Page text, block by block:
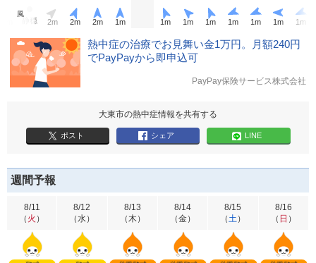
風
静穏 2m 2m 2m 1m 1m 1m 1m 1m 1m 1m 1 m
熱中症の治療でお見舞い金1万円。月額240円
でPayPayから即申込可
PayPay保険サービス株式会社
大東市の熱中症情報を共有する
ポスト シェア LINE
週間予報
8/11
（ 火 ）
8/12
（水）
8/13
（木）
8/14
（金）
8/15
（土）
8/16
（ 日 ）